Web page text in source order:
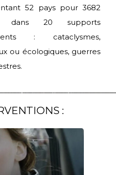
52 pays pour 3682
dans 20 supports
: cataclysmes,
ou écologiques, guerres
: